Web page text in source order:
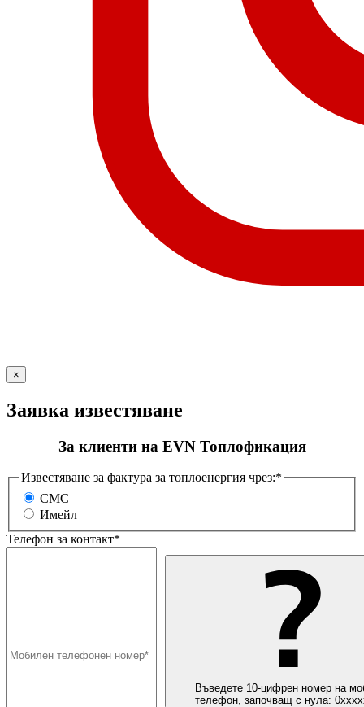
×
Заявка известяване
За клиенти на EVN Топлофикация
Известяване за фактура за топлоенергия чрез:*
СМС
Имейл
Телефон за контакт*
Въведете 10-цифрен номер на
телефон, започващ с нула: